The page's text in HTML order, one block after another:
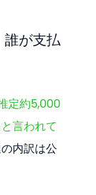
誰が支払
定約5,000
言われて
内訳は公